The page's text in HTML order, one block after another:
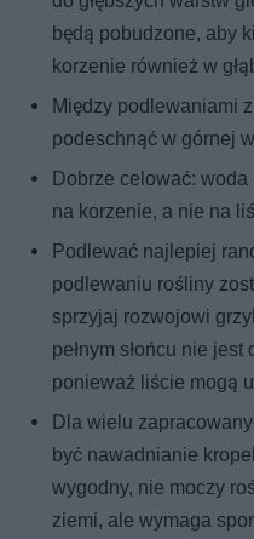
będą pobudzone, aby
korzenie również w
Między podlewaniami
podeschnąć w górnej
Dobrze celować:
na korzenie, a nie na
Podlewać najlepiej
podlewaniu rośliny
sprzyjaj rozwojowi
pełnym słońcu nie
ponieważ liście mogą
Dla wielu
być nawadnianie
wygodny, nie moczy
ziemi, ale wymaga